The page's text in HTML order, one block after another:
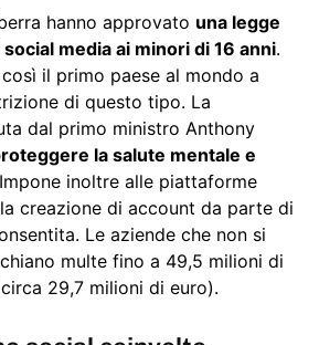
hanno approvato una legge
social media ai minori di 16 anni.
così il primo paese al mondo a
di questo tipo. La
dal primo ministro Anthony
la salute mentale e
inoltre alle piattaforme
creazione di account da parte di
Le aziende che non si
multe fino a 49,5 milioni di
29,7 milioni di euro).